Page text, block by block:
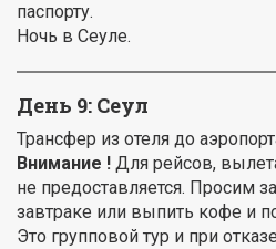
паспорту.
Ночь в Сеуле.
День 9: Сеул
Трансфер из отеля до
Внимание ! Для рейсов,
не предоставляется. Просим
завтраке или выпить кофе и
Это групповой тур и при